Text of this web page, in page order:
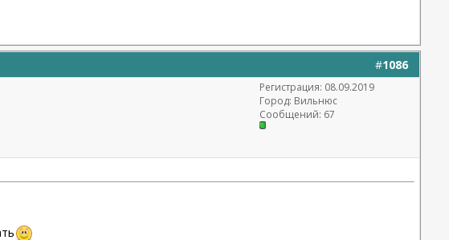
#1086
Регистрация: 08.09.2019
Город: Вильнюс
Сообщений: 67